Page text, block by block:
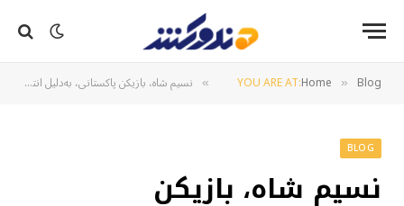
YOU ARE AT:Home » Blog
» نسیم شاه، بازیکن پاکستانی، به‌دلیل انتقاد از مریم نواز ۲۰۰ میلیون روپیه جریمه شد
BLOG
نسیم شاه، بازیکن